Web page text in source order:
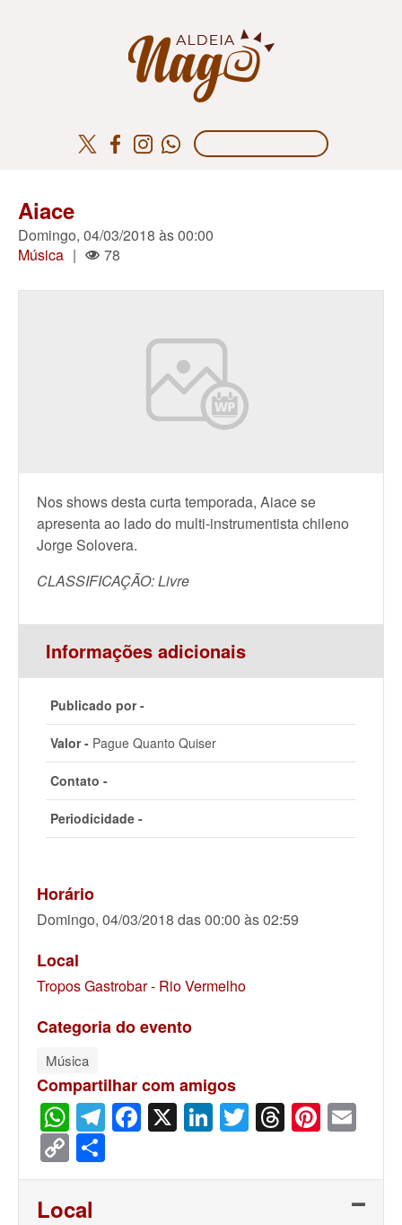
Aiace
Domingo, 04/03/2018 às 00:00
Música | 78
Nos shows desta curta temporada, Aiace se
apresenta ao lado do multi-instrumentista chileno
Jorge Solovera.
CLASSIFICAÇÃO: Livre
Informações adicionais
Publicado por -
Valor - Pague Quanto Quiser
Contato -
Periodicidade -
Horário
Domingo, 04/03/2018 das 00:00 às 02:59
Local
Tropos Gastrobar - Rio Vermelho
Categoria do evento
Música
Compartilhar com amigos
WhatsApp
Telegram
Facebook
X LinkedIn
Twitter
Threads
Copy
Link
Local